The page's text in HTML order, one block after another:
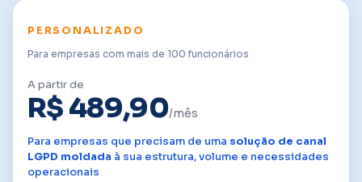
PERSONALIZADO
Para empresas com mais de 100 funcionários
A partir de
R$ 489,90/mês
Para empresas que precisam de uma solução de canal
LGPD moldada à sua estrutura, volume e necessidades
operacionais